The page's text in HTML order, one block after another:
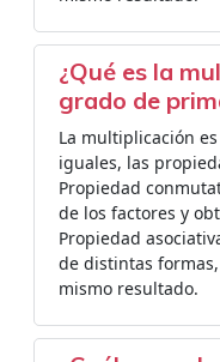
¿Qué es la
grado de
La multiplicación
iguales, las
Propiedad
de los factores y
Propiedad
de distintas
mismo resultado.